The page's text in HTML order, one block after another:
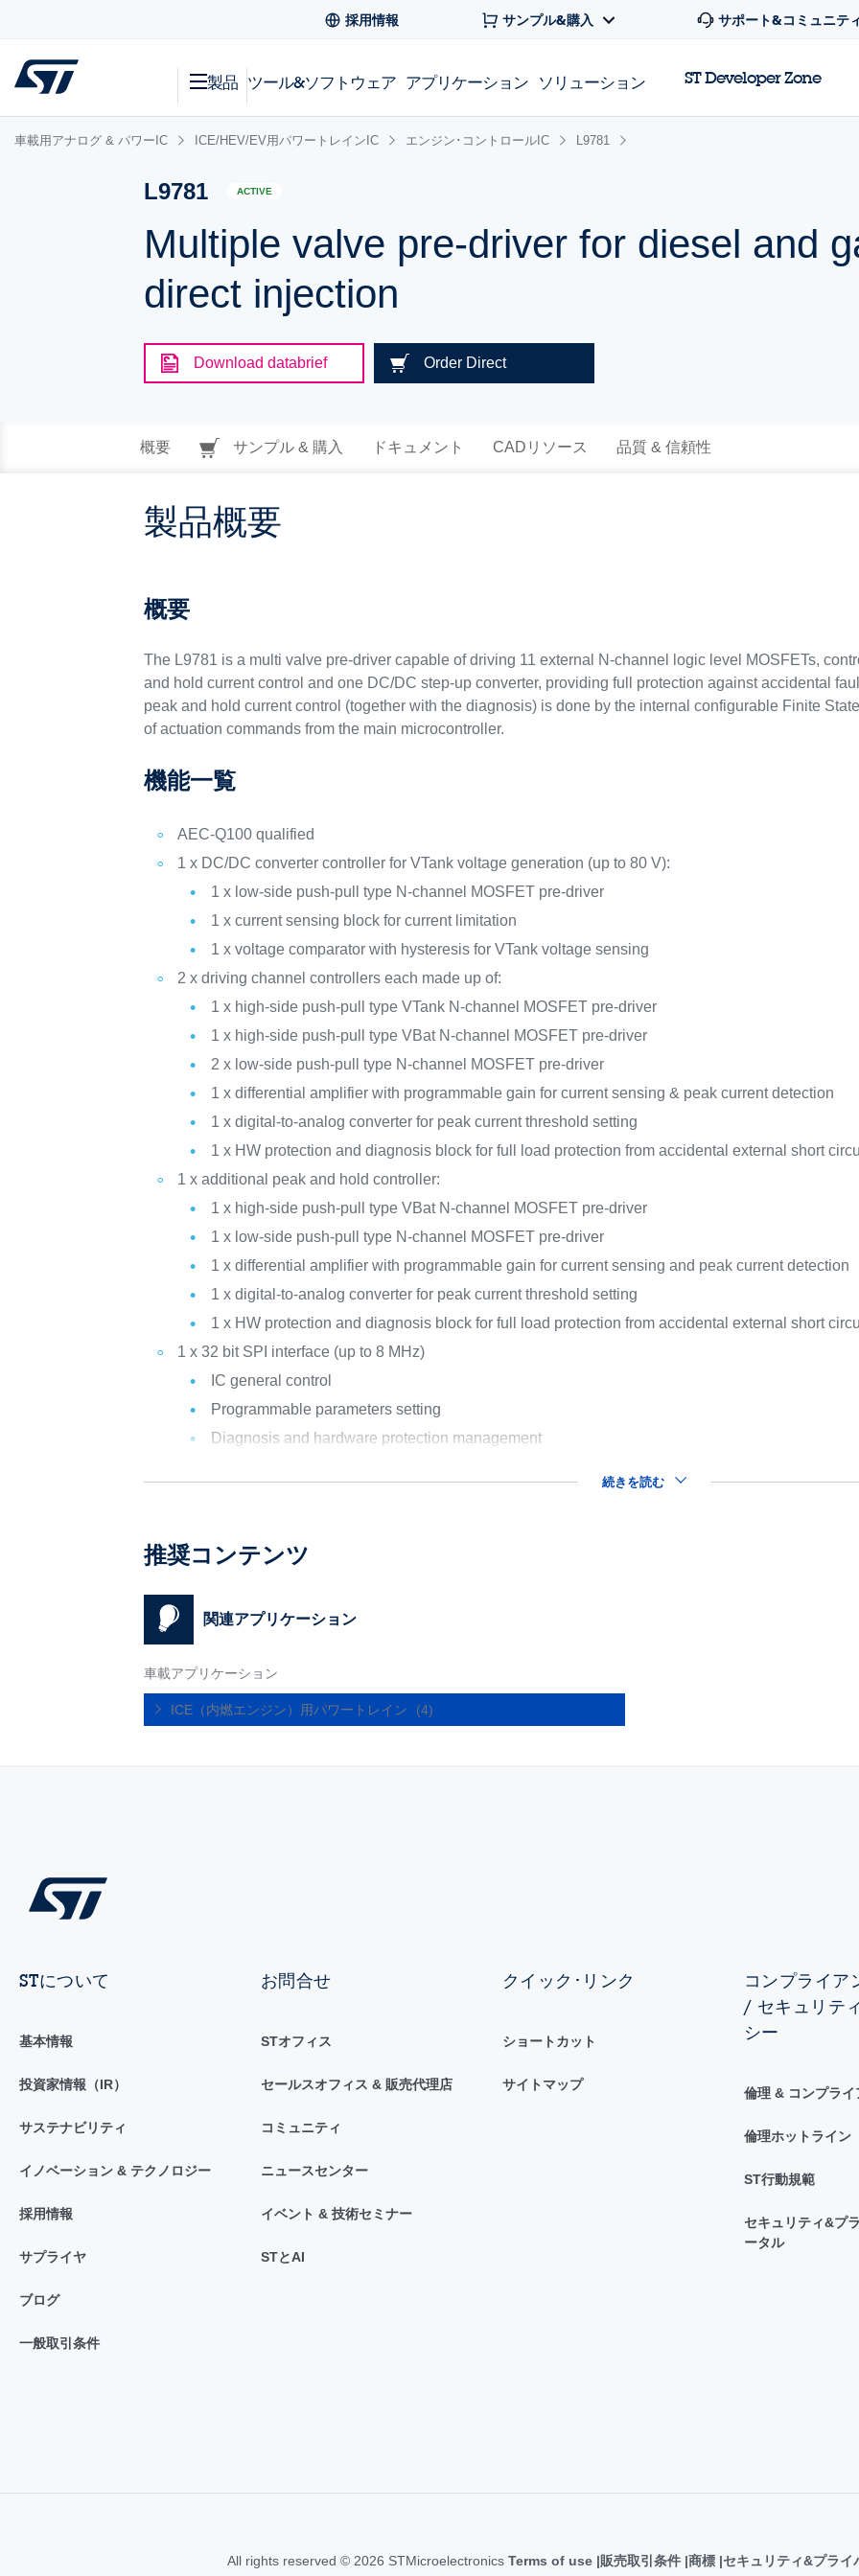
採用情報 サンプル&購入 サポート&コミュニテ
製品 ツール&ソフトウェア アプリケーション ソリューション ST Developer Zone
車載用アナログ & パワーIC ICE/HEV/EV用パワートレインIC エンジン･コントロールIC L9781
L9781 ACTIVE
Multiple valve pre-driver for diesel and
direct injection
Download databrief Order Direct
概要 サンプル & 購入 ドキュメント CADリソース 品質 & 信頼性
製品概要
概要
The L9781 is a multi valve pre-driver capable of driving 11 external N-channel logic level MOSFETs,
and hold current control and one DC/DC step-up converter, providing full protection against accidental
peak and hold current control (together with the diagnosis) is done by the internal configurable Finite
of actuation commands from the main microcontroller.
機能一覧
AEC-Q100 qualified
1 x DC/DC converter controller for VTank voltage generation (up to 80 V):
1 x low-side push-pull type N-channel MOSFET pre-driver
1 x current sensing block for current limitation
1 x voltage comparator with hysteresis for VTank voltage sensing
2 x driving channel controllers each made up of:
1 x high-side push-pull type VTank N-channel MOSFET pre-driver
1 x high-side push-pull type VBat N-channel MOSFET pre-driver
2 x low-side push-pull type N-channel MOSFET pre-driver
1 x differential amplifier with programmable gain for current sensing & peak current detection
1 x digital-to-analog converter for peak current threshold setting
1 x HW protection and diagnosis block for full load protection from accidental external short
1 x additional peak and hold controller:
1 x high-side push-pull type VBat N-channel MOSFET pre-driver
1 x low-side push-pull type N-channel MOSFET pre-driver
1 x differential amplifier with programmable gain for current sensing and peak current detection
1 x digital-to-analog converter for peak current threshold setting
1 x HW protection and diagnosis block for full load protection from accidental external short
1 x 32 bit SPI interface (up to 8 MHz)
IC general control
Programmable parameters setting
Diagnosis and hardware protection management
続きを読む
推奨コンテンツ
関連アプリケーション
車載アプリケーション
ICE（内燃エンジン）用パワートレイン (4)
STについて
基本情報
投資家情報（IR）
サステナビリティ
イノベーション & テクノロジー
採用情報
サプライヤ
ブログ
一般取引条件
お問合せ
STオフィス
セールスオフィス & 販売代理店
コミュニティ
ニュースセンター
イベント & 技術セミナー
STとAI
クイック･リンク
ショートカット
サイトマップ
コンプライア
/ セキュリテ
シー
倫理 & コンプライ
倫理ホットライン
ST行動規範
セキュリティ&プ
ータル
All rights reserved © 2026 STMicroelectronics Terms of use 販売取引条件 商標 セキュリティ&プライ